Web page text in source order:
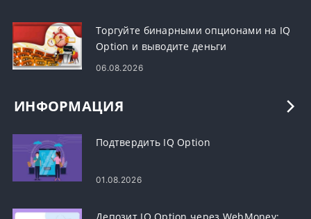
Торгуйте бинарными опционами на IQ
Option и выводите деньги
06.08.2026
ИНФОРМАЦИЯ
Подтвердить IQ Option
01.08.2026